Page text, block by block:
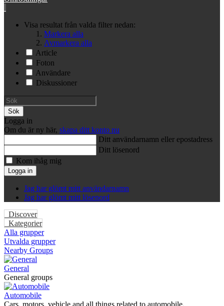
Visa resultat från valda filter nedan:
Markera alla
Avmarkera alla
Article
Foton
Användare
Diskussioner
Sök
Logga in
Om du är ny här, skapa ditt konto nu
Ditt användarnamn eller epostadress
Ditt lösenord
Kom ihåg mig
Logga in
Jag har glömt mitt användarnamn
Jag har glömt mitt lösenord
Discover
Kategorier
Alla grupper
Utvalda grupper
Nearby Groups
General
General groups
Automobile
Cars, motors, vehicle and all things related to automobile.